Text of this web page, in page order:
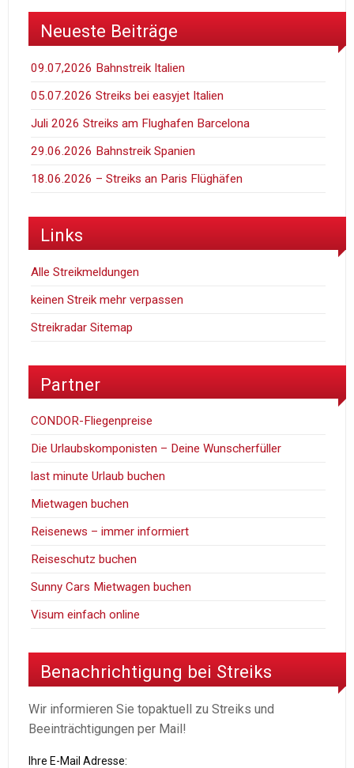
Neueste Beiträge
09.07,2026 Bahnstreik Italien
05.07.2026 Streiks bei easyjet Italien
Juli 2026 Streiks am Flughafen Barcelona
29.06.2026 Bahnstreik Spanien
18.06.2026 – Streiks an Paris Flüghäfen
Links
Alle Streikmeldungen
keinen Streik mehr verpassen
Streikradar Sitemap
Partner
CONDOR-Fliegenpreise
Die Urlaubskomponisten – Deine Wunscherfüller
last minute Urlaub buchen
Mietwagen buchen
Reisenews – immer informiert
Reiseschutz buchen
Sunny Cars Mietwagen buchen
Visum einfach online
Benachrichtigung bei Streiks
Wir informieren Sie topaktuell zu Streiks und
Beeinträchtigungen per Mail!
Ihre E-Mail Adresse: